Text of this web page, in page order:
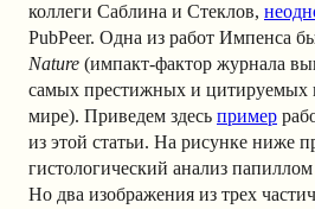
коллеги Саблина и Стеклов,
PubPeer. Одна из работ Импенса
Nature (импакт-фактор журнала
самых престижных и цитируемых
мире). Приведем здесь пример
из этой статьи. На рисунке ниже
гистологический анализ
Но два изображения из трех